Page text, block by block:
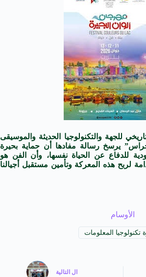
للجهة والتكنولوجيا الحديثة والموسيقى
يرسخ رسالة مفادها أن حماية بحيرة
للدفاع عن الحياة نفسها، وأن الفن هو
لربح هذه المعركة وتأمين مستقبل أجيالنا
الأوسام
تكنولوجيا المعلومات
ال التالية